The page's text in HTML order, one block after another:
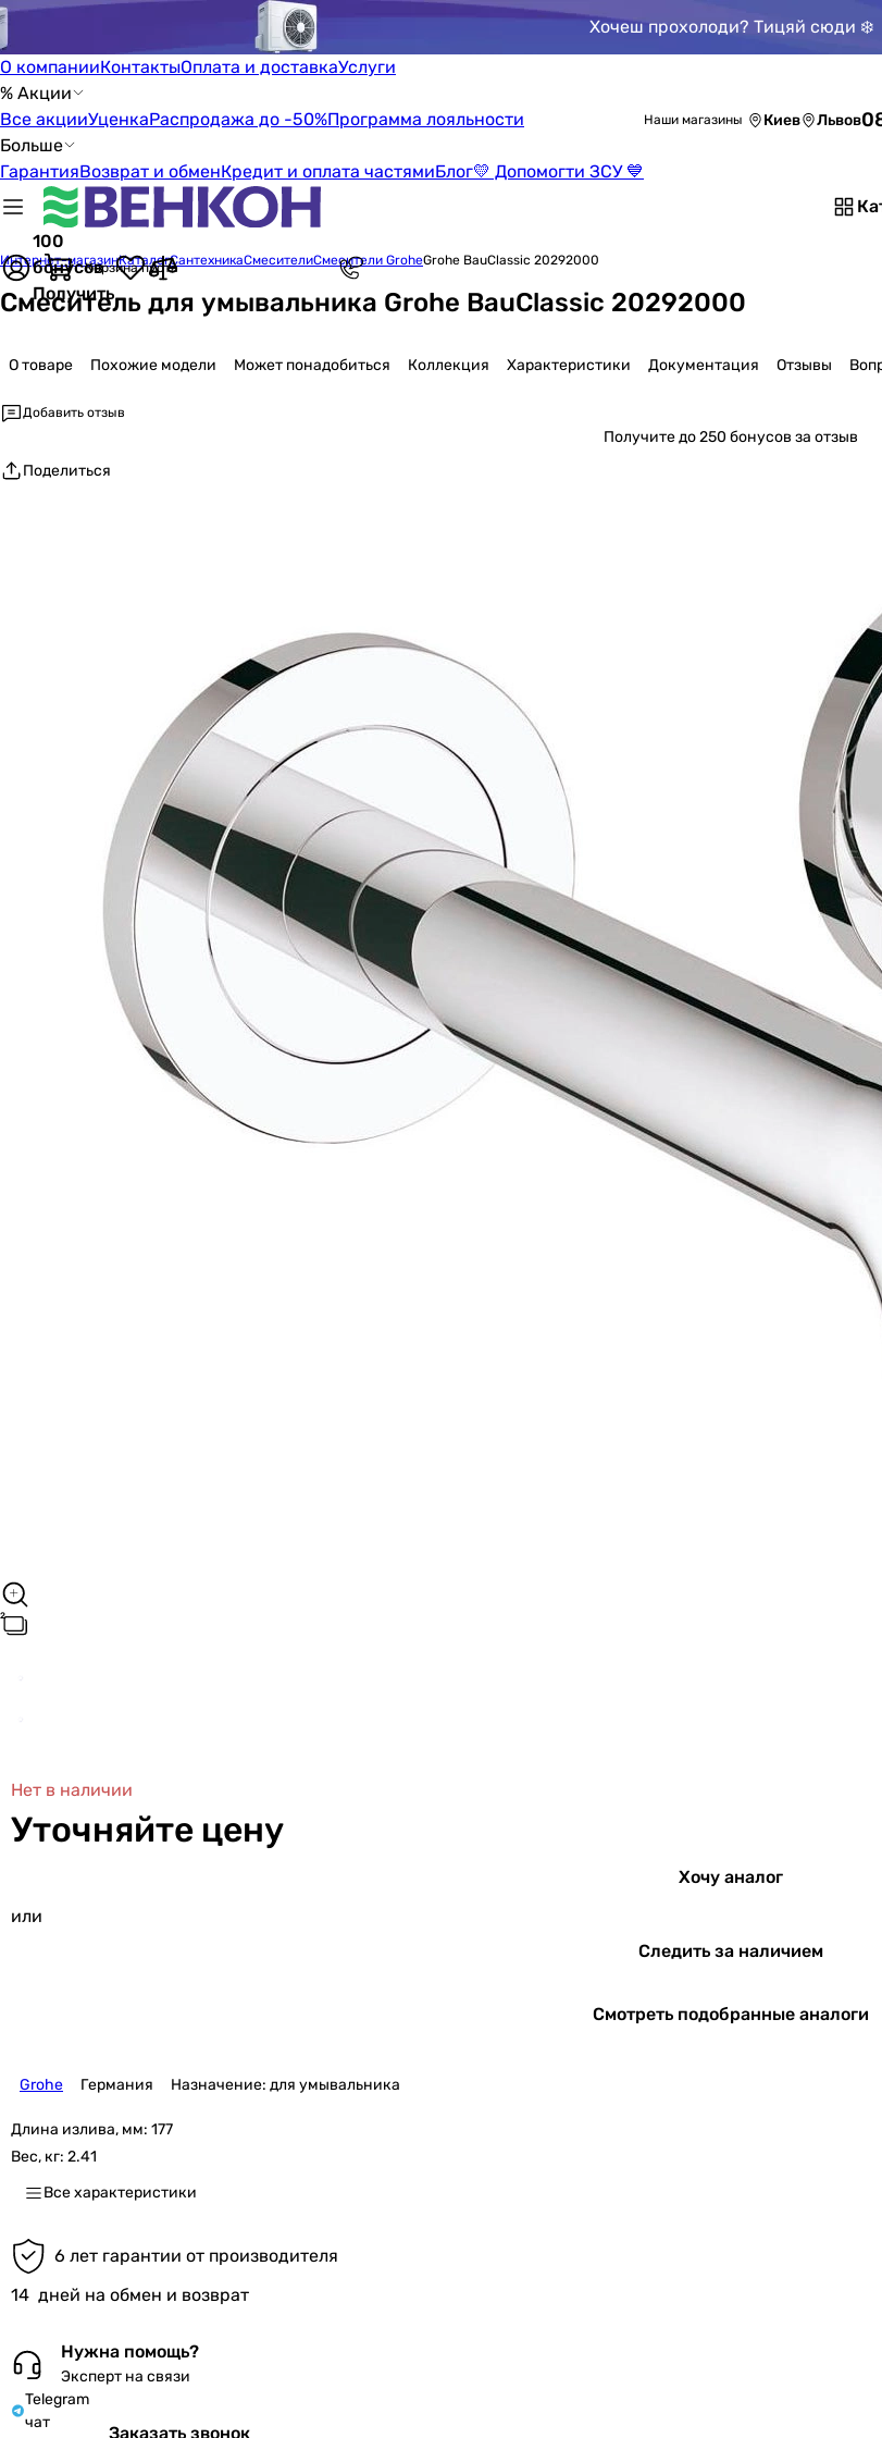
Хочеш прохолоди? Тицяй сюди ❄️
О компанииКонтактыОплата и доставкаУслуги
% Акции
Все акцииУценкаРаспродажа до -50%Программа лояльности
Больше
ГарантияВозврат и обменКредит и оплата частямиБлог💛 Допомогти ЗСУ 💙
Наши магазины Киев Львов
100
бонусов
Получить
Корзина пуста
Интернет-магазинКаталогСантехникаСмесителиСмесители GroheGrohe BauClassic 20292000
Смеситель для умывальника Grohe BauClassic 20292000
О товаре Похожие модели Может понадобиться Коллекция Характеристики Документация Отзывы
Добавить отзыв
Получитедо 250 бонусов за отзыв
Поделиться
Нет в наличии
Уточняйте цену
Хочу аналог
или
Следить за наличием
Смотреть подобранные аналоги
Grohe Германия Назначение: для умывальника
Длина излива, мм: 177
Вес, кг: 2.41
Все характеристики
6 лет гарантии от производителя
14 дней на обмен и возврат
Нужна помощь?
Эксперт на связи
Telegram
чат
Заказать звонок